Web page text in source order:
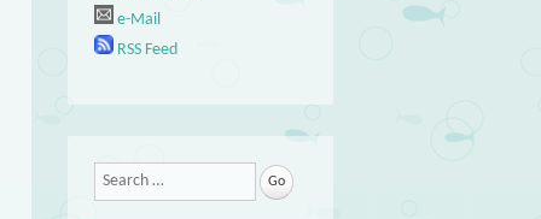
e-Mail
RSS Feed
Search